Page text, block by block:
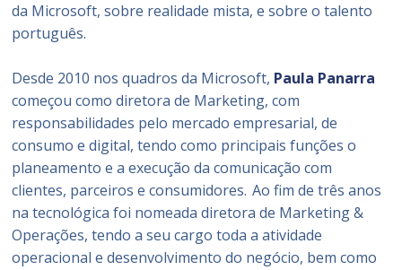
da Microsoft, sobre realidade mista, e sobre o talento
português.
Desde 2010 nos quadros da Microsoft, Paula Panarra
começou como diretora de Marketing, com
responsabilidades pelo mercado empresarial, de
consumo e digital, tendo como principais funções o
planeamento e a execução da comunicação com
clientes, parceiros e consumidores. Ao fim de três anos
na tecnológica foi nomeada diretora de Marketing &
Operações, tendo a seu cargo toda a atividade
operacional e desenvolvimento do negócio, bem como